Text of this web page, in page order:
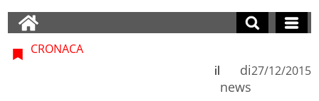
CRONACA
di
news
il 27/12/2015